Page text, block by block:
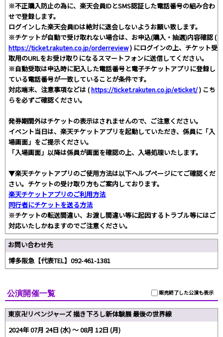
※不正購入防止の為に、楽天会員IDとSMS認証した電話番号の組み合わ
せで登録します。
ログインした楽天会員IDは絶対に退会しないようお願い致します。
※チケットが自動で受け取れない場合は、お申込(購入・抽選)内容確認 (
https://ticket.rakuten.co.jp/orderreview) にログインの上、チケット受
取用のURLをお受け取りになるスマートフォンに送信してください。
※自動受取は申込時に記入した電話番号と電子チケットアプリに登録し
ている電話番号が一致していることが条件です。
対応端末、注意事項などは (https://ticket.rakuten.co.jp/eticket/) こち
らを必ずご確認ください。
発券期間外はチケットの表示はされませんので、ご注意ください。
イベント当日は、楽天チケットアプリを起動していただき、係員に「入
場画面」をご提示ください。
「入場画面」以降は係員が画面を確認の上、入場処理いたします。
▼楽天チケットアプリのご使用方法は以下ヘルプページにてご確認くだ
さい。チケットの受け取り方もご案内しております。
楽天チケットアプリのご利用方法
同行者にチケットを送る方法
※チケットの転送間違い、お渡し間違い等に起因するトラブル等にはご
対応いたしかねますのでご注意ください。
お問い合わせ先
博多阪急【代表TEL】092-461-1381
販売終了した公演も表示
公演開催一覧
東京卍リベンジャーズ 描き下ろし新体験展 最後の世界線
2024年 07月 24日 (水) 〜 08月 12日 (月)